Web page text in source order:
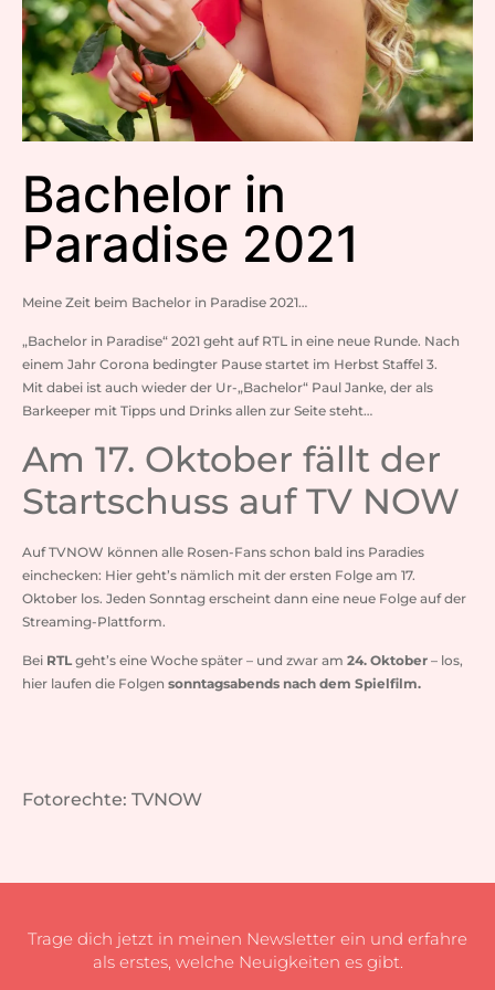
Bachelor in
Paradise 2021
Meine Zeit beim Bachelor in Paradise 2021…
„Bachelor in Paradise“ 2021 geht auf RTL in eine neue Runde. Nach
einem Jahr Corona bedingter Pause startet im Herbst Staffel 3.
Mit dabei ist auch wieder der Ur-„Bachelor“ Paul Janke, der als
Barkeeper mit Tipps und Drinks allen zur Seite steht…
Am 17. Oktober fällt der
Startschuss auf TV NOW
Auf TVNOW können alle Rosen-Fans schon bald ins Paradies
einchecken: Hier geht’s nämlich mit der ersten Folge am 17.
Oktober los. Jeden Sonntag erscheint dann eine neue Folge auf der
Streaming-Plattform.
Bei RTL geht’s eine Woche später – und zwar am 24. Oktober – los,
hier laufen die Folgen sonntagsabends nach dem Spielfilm.
Fotorechte: TVNOW
Trage dich jetzt in meinen Newsletter ein und erfahre
als erstes, welche Neuigkeiten es gibt.